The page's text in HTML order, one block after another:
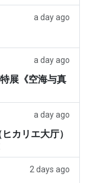
a day ago
a day ago
展《空海与真
a day ago
カリエ大厅）
2 days ago